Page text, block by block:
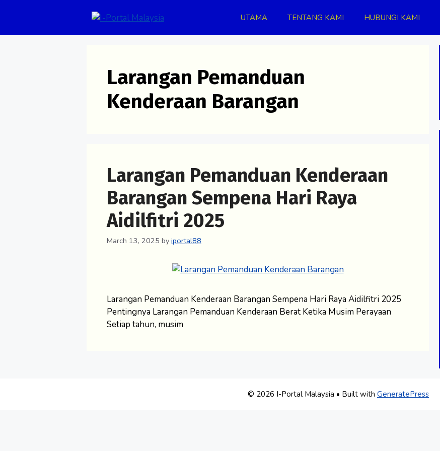
UTAMA TENTANG KAMI HUBUNGI KAMI
Larangan Pemanduan
Kenderaan Barangan
Larangan Pemanduan Kenderaan
Barangan Sempena Hari Raya
Aidilfitri 2025
March 13, 2025 by iportal88
Larangan Pemanduan Kenderaan Barangan Sempena Hari Raya Aidilfitri 2025
Pentingnya Larangan Pemanduan Kenderaan Berat Ketika Musim Perayaan
Setiap tahun, musim
© 2026 I-Portal Malaysia • Built with GeneratePress